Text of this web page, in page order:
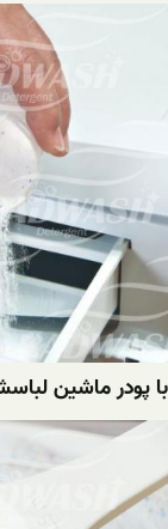
با پودر ماشین